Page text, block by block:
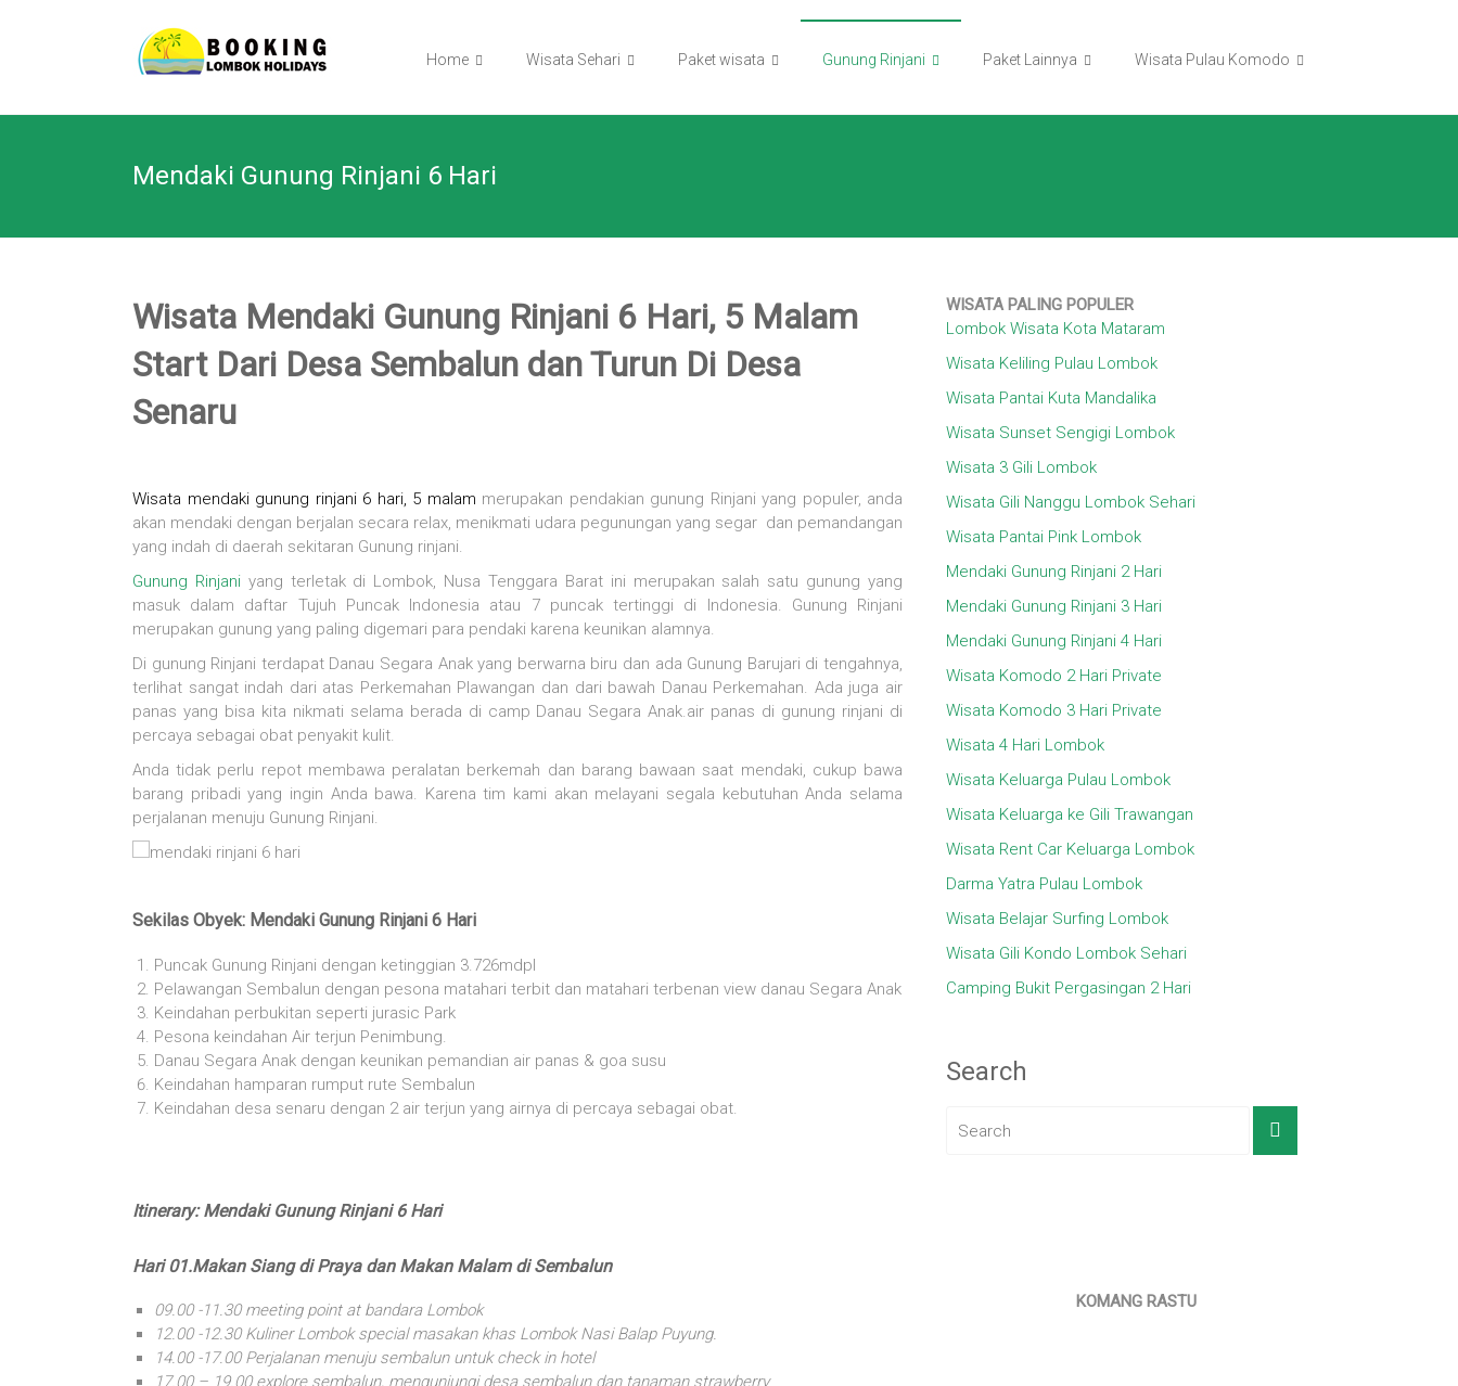
BOOKING
TOUR
Your
Home Wisata Sehari Paket wisata Gunung Rinjani Paket Lainnya Wisata Pulau Komodo
Mendaki Gunung Rinjani 6 Hari
Wisata Mendaki Gunung Rinjani 6 Hari, 5 Malam
Start Dari Desa Sembalun dan Turun Di Desa
Senaru
Wisata mendaki gunung rinjani 6 hari, 5 malam merupakan pendakian gunung Rinjani yang populer, anda
akan mendaki dengan berjalan secara relax, menikmati udara pegunungan yang segar dan pemandangan
yang indah di daerah sekitaran Gunung rinjani.
Gunung Rinjaniyang terletak di Lombok, Nusa Tenggara Barat ini merupakan salah satu gunung yang
masuk dalam daftar Tujuh Puncak Indonesia atau 7 puncak tertinggi di Indonesia. Gunung Rinjani
merupakan gunung yang paling digemari para pendaki karena keunikan alamnya.
Di gunung Rinjani terdapat Danau Segara Anak yang berwarna biru dan ada Gunung Barujari di tengahnya,
terlihat sangat indah dari atas Perkemahan Plawangan dan dari bawah Danau Perkemahan. Ada juga air
panas yang bisa kita nikmati selama berada di camp Danau Segara Anak.air panas di gunung rinjani di
percaya sebagai obat penyakit kulit.
Anda tidak perlu repot membawa peralatan berkemah dan barang bawaan saat mendaki, cukup bawa
barang pribadi yang ingin Anda bawa. Karena tim kami akan melayani segala kebutuhan Anda selama
perjalanan menuju Gunung Rinjani.
Sekilas Obyek: Mendaki Gunung Rinjani 6 Hari
Puncak Gunung Rinjani dengan ketinggian 3.726mdpl
Pelawangan Sembalun dengan pesona matahari terbit dan matahari terbenan view danau Segara Anak
Keindahan perbukitan seperti jurasic Park
Pesona keindahan Air terjun Penimbung.
Danau Segara Anak dengan keunikan pemandian air panas & goa susu
Keindahan hamparan rumput rute Sembalun
Keindahan desa senaru dengan 2 air terjun yang airnya di percaya sebagai obat.
Itinerary: Mendaki Gunung Rinjani 6 Hari
Hari 01.Makan Siang di Praya dan Makan Malam di Sembalun
09.00 -11.30 meeting point at bandara Lombok
12.00 -12.30 Kuliner Lombok special masakan khas Lombok Nasi Balap Puyung.
14.00 -17.00 Perjalanan menuju sembalun untuk check in hotel
17.00 – 19.00 explore sembalun, mengunjungi desa sembalun dan tanaman strawberry
WISATA PALING POPULER
Lombok Wisata Kota Mataram
Wisata Keliling Pulau Lombok
Wisata Pantai Kuta Mandalika
Wisata Sunset Sengigi Lombok
Wisata 3 Gili Lombok
Wisata Gili Nanggu Lombok Sehari
Wisata Pantai Pink Lombok
Mendaki Gunung Rinjani 2 Hari
Mendaki Gunung Rinjani 3 Hari
Mendaki Gunung Rinjani 4 Hari
Wisata Komodo 2 Hari Private
Wisata Komodo 3 Hari Private
Wisata 4 Hari Lombok
Wisata Keluarga Pulau Lombok
Wisata Keluarga ke Gili Trawangan
Wisata Rent Car Keluarga Lombok
Darma Yatra Pulau Lombok
Wisata Belajar Surfing Lombok
Wisata Gili Kondo Lombok Sehari
Camping Bukit Pergasingan 2 Hari
Search
KOMANG RASTU